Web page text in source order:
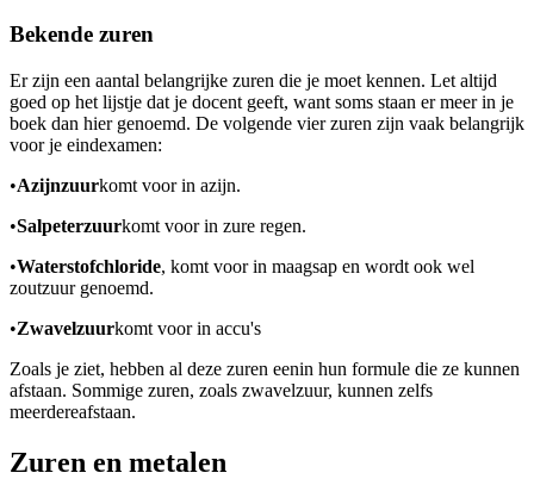
Bekende zuren
Er zijn een aantal belangrijke zuren die je moet kennen. Let altijd
goed op het lijstje dat je docent geeft, want soms staan er meer in je
boek dan hier genoemd. De volgende vier zuren zijn vaak belangrijk
voor je eindexamen:
•Azijnzuurkomt voor in azijn.
•Salpeterzuurkomt voor in zure regen.
•Waterstofchloride, komt voor in maagsap en wordt ook wel
zoutzuur genoemd.
•Zwavelzuurkomt voor in accu's
Zoals je ziet, hebben al deze zuren eenin hun formule die ze kunnen
afstaan. Sommige zuren, zoals zwavelzuur, kunnen zelfs
meerdereafstaan.
Zuren en metalen